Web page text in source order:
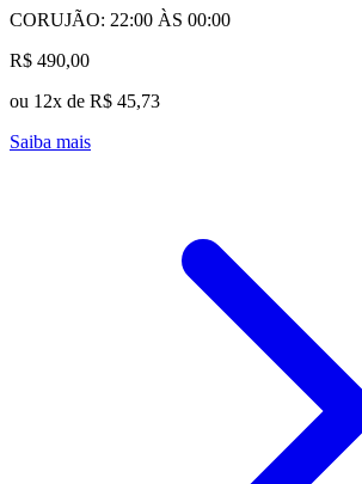
CORUJÃO: 22:00 ÀS 00:00
R$ 490,00
ou 12x de R$ 45,73
Saiba mais